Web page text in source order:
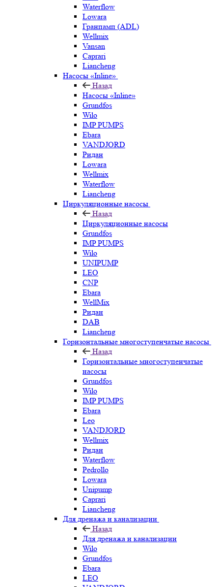
Waterflow
Lowara
Гранпамп (ADL)
Wellmix
Vansan
Caprari
Liancheng
Насосы «Inline»
Назад
Насосы «Inline»
Grundfos
Wilo
IMP PUMPS
Ebara
VANDJORD
Ридан
Lowara
Wellmix
Waterflow
Liancheng
Циркуляционные насосы
Назад
Циркуляционные насосы
Grundfos
IMP PUMPS
Wilo
UNIPUMP
LEO
CNP
Ebara
WellMix
Ридан
DAB
Liancheng
Горизонтальные многоступенчатые насосы
Назад
Горизонтальные многоступенчатые
насосы
Grundfos
Wilo
IMP PUMPS
Ebara
Leo
VANDJORD
Wellmix
Ридан
Waterflow
Pedrollo
Lowara
Unipump
Caprari
Liancheng
Для дренажа и канализации
Назад
Для дренажа и канализации
Wilo
Grundfos
Ebara
LEO